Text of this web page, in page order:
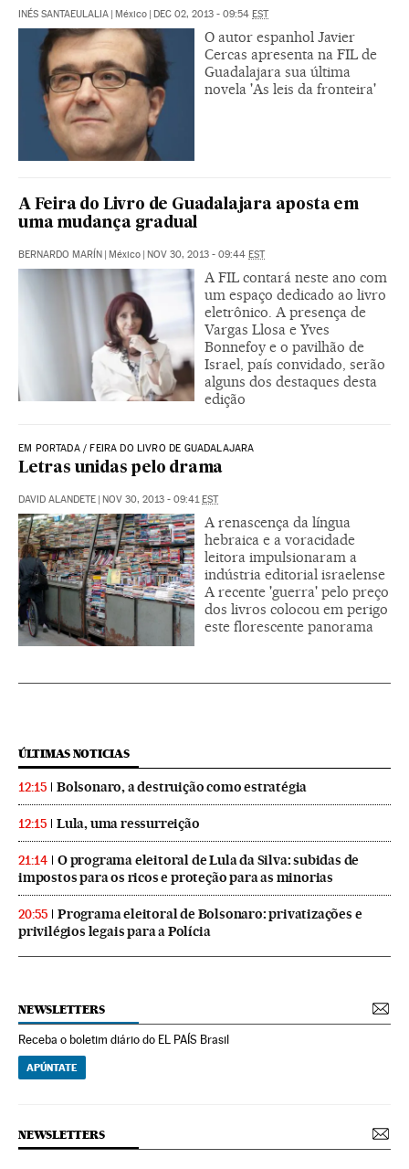
INÉS SANTAEULALIA | México | DEC 02, 2013 - 09:54 EST
O autor espanhol Javier
Cercas apresenta na FIL de
Guadalajara sua última
novela 'As leis da fronteira'
A Feira do Livro de Guadalajara aposta em
uma mudança gradual
BERNARDO MARÍN | México | NOV 30, 2013 - 09:44 EST
A FIL contará neste ano com
um espaço dedicado ao livro
eletrônico. A presença de
Vargas Llosa e Yves
Bonnefoy e o pavilhão de
Israel, país convidado, serão
alguns dos destaques desta
edição
EM PORTADA / FEIRA DO LIVRO DE GUADALAJARA
Letras unidas pelo drama
DAVID ALANDETE | NOV 30, 2013 - 09:41EST
A renascença da língua
hebraica e a voracidade
leitora impulsionaram a
indústria editorial israelense
A recente 'guerra' pelo preço
dos livros colocou em perigo
este florescente panorama
ÚLTIMAS NOTICIAS
12:15 Bolsonaro, a destruição como estratégia
12:15 Lula, uma ressurreição
21:14
O programa eleitoral de Lula da Silva: subidas de
impostos para os ricos e proteção para as minorias
20:55
Programa eleitoral de Bolsonaro: privatizações e
privilégios legais para a Polícia
NEWSLETTERS
Receba o boletim diário do EL PAÍS Brasil
APÚNTATE
NEWSLETTERS